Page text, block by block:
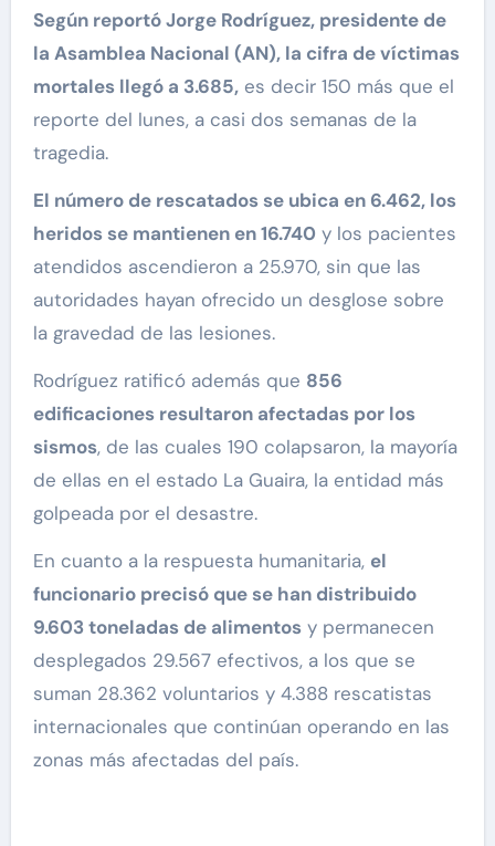
Según reportó Jorge Rodríguez, presidente de
la Asamblea Nacional (AN), la cifra de víctimas
mortales llegó a 3.685,es decir 150 más que el
reporte del lunes, a casi dos semanas de la
tragedia.
El número de rescatados se ubica en 6.462, los
heridos se mantienen en 16.740 y los pacientes
atendidos ascendieron a 25.970, sin que las
autoridades hayan ofrecido un desglose sobre
la gravedad de las lesiones.
Rodríguez ratificó además que 856
edificaciones resultaron afectadas por los
sismos, de las cuales 190 colapsaron, la mayoría
de ellas en el estado La Guaira, la entidad más
golpeada por el desastre.
En cuanto a la respuesta humanitaria, el
funcionario precisó que se han distribuido
9.603 toneladas de alimentosy permanecen
desplegados 29.567 efectivos, a los que se
suman 28.362 voluntarios y 4.388 rescatistas
internacionales que continúan operando en las
zonas más afectadas del país.